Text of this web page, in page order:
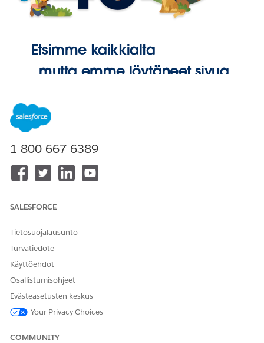
Etsimme kaikkialta
, mutta emme löytäneet sivua.
1-800-667-6389
SALESFORCE
Tietosuojalausunto
Turvatiedote
Käyttöehdot
Osallistumisohjeet
Evästeasetusten keskus
Your Privacy Choices
COMMUNITY